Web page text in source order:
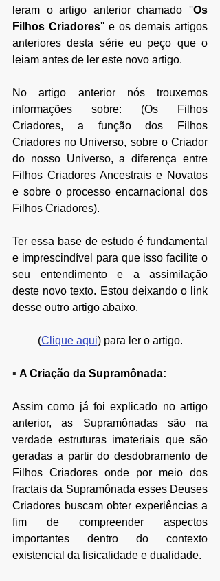
leram o artigo anterior chamado ''Os
Filhos Criadores'' e os demais artigos
anteriores desta série eu peço que o
leiam antes de ler este novo artigo.
No artigo anterior nós trouxemos
informações sobre: (Os Filhos
Criadores, a função dos Filhos
Criadores no Universo, sobre o Criador
do nosso Universo, a diferença entre
Filhos Criadores Ancestrais e Novatos
e sobre o processo encarnacional dos
Filhos Criadores).
Ter essa base de estudo é fundamental
e imprescindível para que isso facilite o
seu entendimento e a assimilação
deste novo texto. Estou deixando o link
desse outro artigo abaixo.
(Clique aqui) para ler o artigo.
▪ A Criação da Supramônada:
Assim como já foi explicado no artigo
anterior, as Supramônadas são na
verdade estruturas imateriais que são
geradas a partir do desdobramento de
Filhos Criadores onde por meio dos
fractais da Supramônada esses Deuses
Criadores buscam obter experiências a
fim de compreender aspectos
importantes dentro do contexto
existencial da fisicalidade e dualidade.